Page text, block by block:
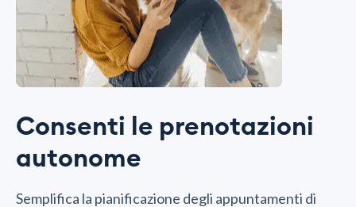
Consenti le prenotazioni
autonome
Semplifica la pianificazione degli appuntamenti di